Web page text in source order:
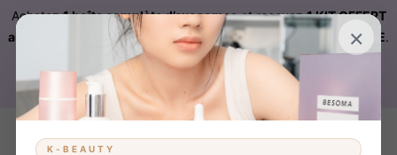
Achetez1 boîte complète d’exosomeset recevez1 KIT OFFERT
automatiquement ajouté à votre commande sur FILLERCOSME.
Livraison OFFERTE KBEAUTYdès 899 € d’achat. Code :
B37NS7T9
×
K-BEAUTY